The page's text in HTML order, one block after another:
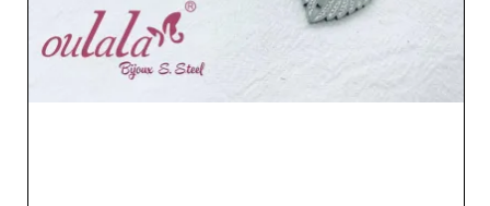
mayorista es el aliado ideal para resaltar el estilo y la
sofisticación en su tienda.